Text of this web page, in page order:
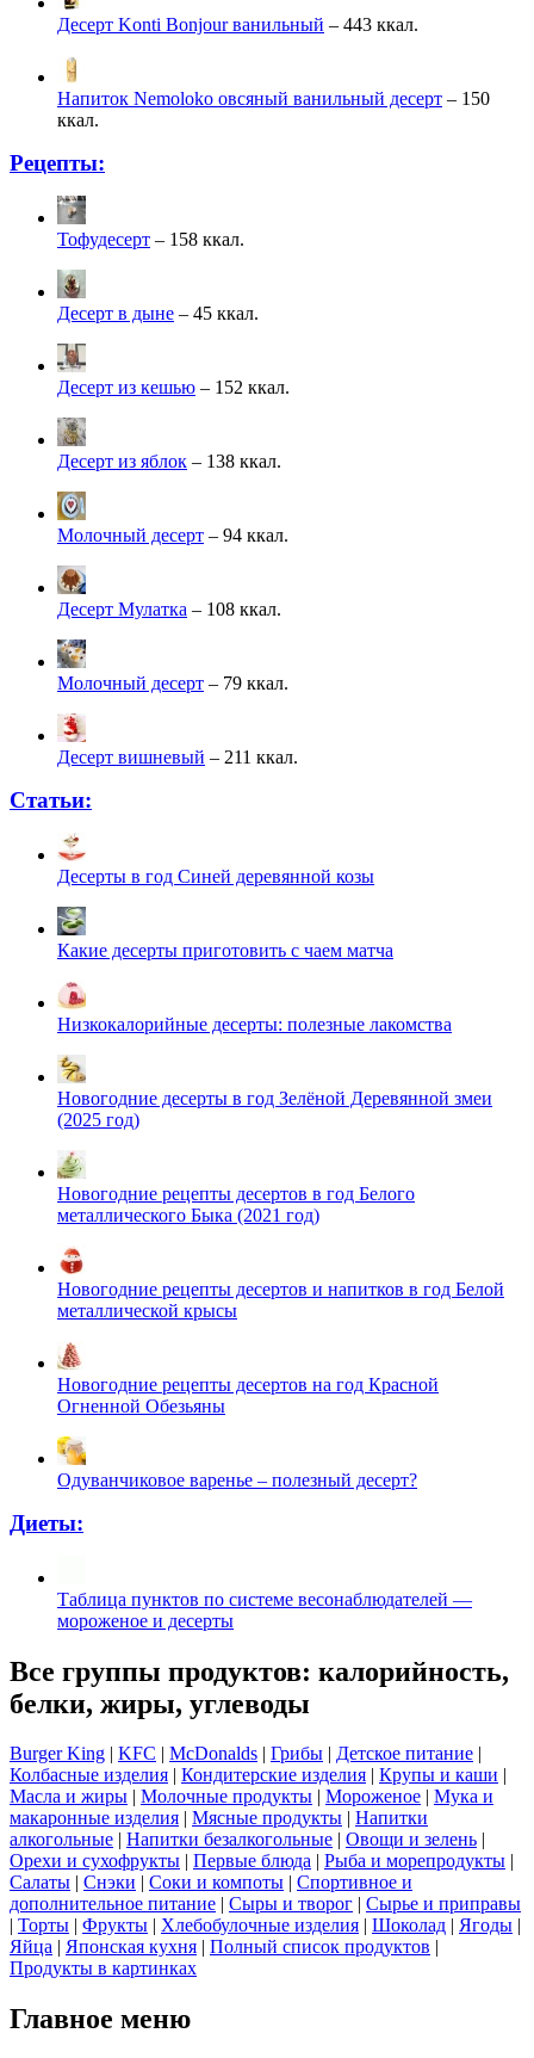
Десерт Konti Bonjour ванильный – 443 ккал.
Напиток Nemoloko овсяный ванильный десерт – 150
ккал.
Рецепты:
Тофудесерт – 158 ккал.
Десерт в дыне – 45 ккал.
Десерт из кешью – 152 ккал.
Десерт из яблок – 138 ккал.
Молочный десерт – 94 ккал.
Десерт Мулатка – 108 ккал.
Молочный десерт – 79 ккал.
Десерт вишневый – 211 ккал.
Статьи:
Десерты в год Cиней деревянной козы
Какие десерты приготовить с чаем матча
Низкокалорийные десерты: полезные лакомства
Новогодние десерты в год Зелёной Деревянной змеи
(2025 год)
Новогодние рецепты десертов в год Белого
металлического Быка (2021 год)
Новогодние рецепты десертов и напитков в год Белой
металлической крысы
Новогодние рецепты десертов на год Красной
Огненной Обезьяны
Одуванчиковое варенье – полезный десерт?
Диеты:
Таблица пунктов по системе весонаблюдателей —
мороженое и десерты
Все группы продуктов: калорийность,
белки, жиры, углеводы
Burger King | KFC | McDonalds | Грибы | Детское питание |
Колбасные изделия | Кондитерские изделия | Крупы и каши |
Масла и жиры | Молочные продукты | Мороженое | Мука и
макаронные изделия | Мясные продукты | Напитки
алкогольные | Напитки безалкогольные | Овощи и зелень |
Орехи и сухофрукты | Первые блюда | Рыба и морепродукты |
Салаты | Снэки | Соки и компоты | Спортивное и
дополнительное питание | Сыры и творог | Сырье и приправы
| Торты | Фрукты | Хлебобулочные изделия | Шоколад | Ягоды |
Яйца | Японская кухня | Полный список продуктов |
Продукты в картинках
Главное меню